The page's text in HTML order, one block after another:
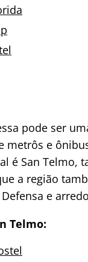
pode ser
metrôs e
é San Telmo,
a região
e
Telmo: